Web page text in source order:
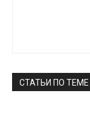
СТАТЬИ ПО ТЕМЕ